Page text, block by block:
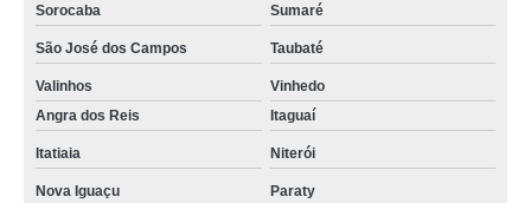
Sorocaba Sumaré
São José dos Campos Taubaté
Valinhos
Vinhedo
Angra dos Reis
Itaguaí
Itatiaia Niterói
Nova Iguaçu Paraty